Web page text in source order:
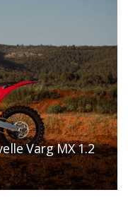
Varg MX 1.2